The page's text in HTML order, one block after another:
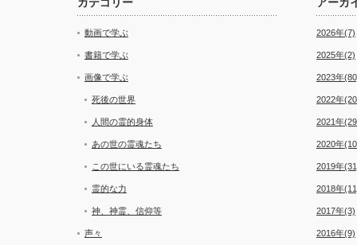
動画で学ぶ
書籍で学ぶ
画像で学ぶ
死後の世界
人間の霊的身体
あの世の霊魂たち
この世にいる霊魂たち
霊的な力
神、神霊、信仰等
声々
2026年(7)
2025年(2)
2023年
2022年
2021年
2020年
2019年
2018年
2017年(3)
2016年(9)